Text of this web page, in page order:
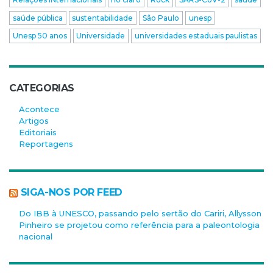
saúde pública
sustentabilidade São Paulo
unesp
Unesp 50 anos
Universidade universidades estaduais paulistas
CATEGORIAS
Acontece
Artigos
Editoriais
Reportagens
SIGA-NOS POR FEED
Do IBB à UNESCO, passando pelo sertão do Cariri, Allysson
Pinheiro se projetou como referência para a paleontologia
nacional